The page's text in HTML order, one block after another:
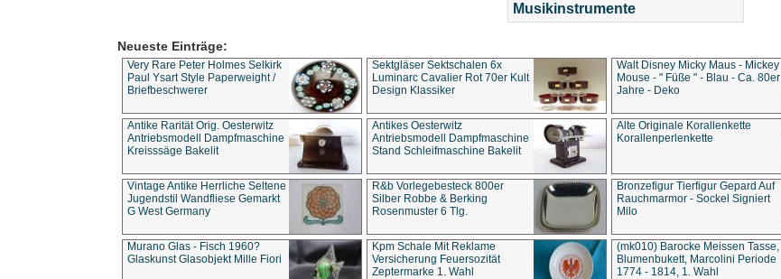
Musikinstrumente
Neueste Einträge:
Very Rare Peter Holmes Selkirk
Paul Ysart Style Paperweight /
Briefbeschwerer
Sektgläser Sektschalen 6x
Luminarc Cavalier Rot 70er Kult
Design Klassiker
Walt Disney Micky Maus - Mickey
Mouse - " Füße " - Blau - Ca. 80er
Jahre - Deko
Antike Rarität Orig. Oesterwitz
Antriebsmodell Dampfmaschine
Kreisssäge Bakelit
Antikes Oesterwitz
Antriebsmodell Dampfmaschine
Stand Schleifmaschine Bakelit
Alte Originale Korallenkette
Korallenperlenkette
Vintage Antike Herrliche Seltene
Jugendstil Wandfliese Gemarkt
G West Germany
R&b Vorlegebesteck 800er
Silber Robbe & Berking
Rosenmuster 6 Tlg.
Bronzefigur Tierfigur Gepard Auf
Rauchmarmor - Sockel Signiert
Milo
Murano Glas - Fisch 1960?
Glaskunst Glasobjekt Mille Fiori
Kpm Schale Mit Reklame
Versicherung Feuersozität
Zeptermarke 1. Wahl
(mk010) Barocke Meissen Tasse,
Blumenbukett, Marcolini Periode
1774 - 1814, 1. Wahl